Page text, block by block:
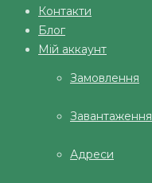
Контакти
Блог
Мій аккаунт
Замовлення
Завантаження
Адреси